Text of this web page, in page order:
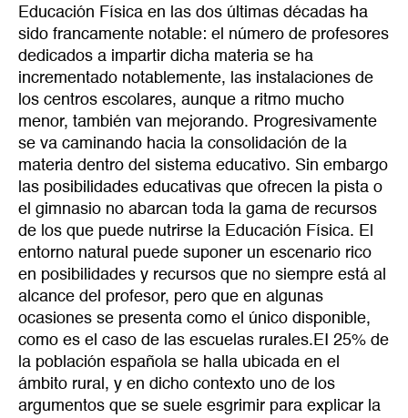
Educación Física en las dos últimas décadas ha
sido francamente notable: el número de profesores
dedicados a impartir dicha materia se ha
incrementado notablemente, las instalaciones de
los centros escolares, aunque a ritmo mucho
menor, también van mejorando. Progresivamente
se va caminando hacia la consolidación de la
materia dentro del sistema educativo. Sin embargo
las posibilidades educativas que ofrecen la pista o
el gimnasio no abarcan toda la gama de recursos
de los que puede nutrirse la Educación Física. El
entorno natural puede suponer un escenario rico
en posibilidades y recursos que no siempre está al
alcance del profesor, pero que en algunas
ocasiones se presenta como el único disponible,
como es el caso de las escuelas rurales.EI 25% de
la población española se halla ubicada en el
ámbito rural, y en dicho contexto uno de los
argumentos que se suele esgrimir para explicar la